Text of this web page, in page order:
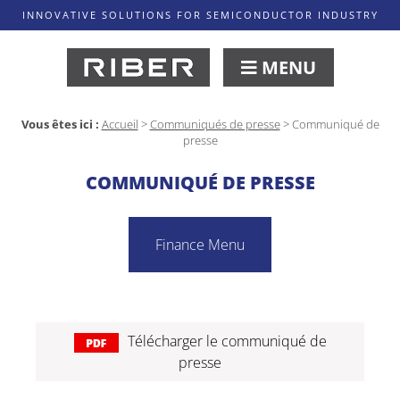
INNOVATIVE SOLUTIONS FOR SEMICONDUCTOR INDUSTRY
MENU
Vous êtes ici : Accueil >Communiqués de presse>Communiqué de
presse
COMMUNIQUÉ DE PRESSE
Finance Menu
Télécharger le communiqué de
presse